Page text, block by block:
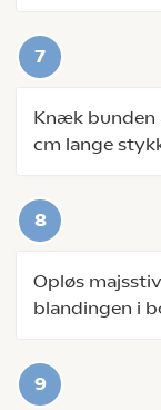
Knæk bunden
cm lange
Opløs
blandingen i